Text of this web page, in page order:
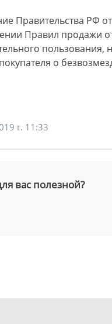
Правительства РФ
Правил продажи
пользования,
о
г. 11:33
вас полезной?